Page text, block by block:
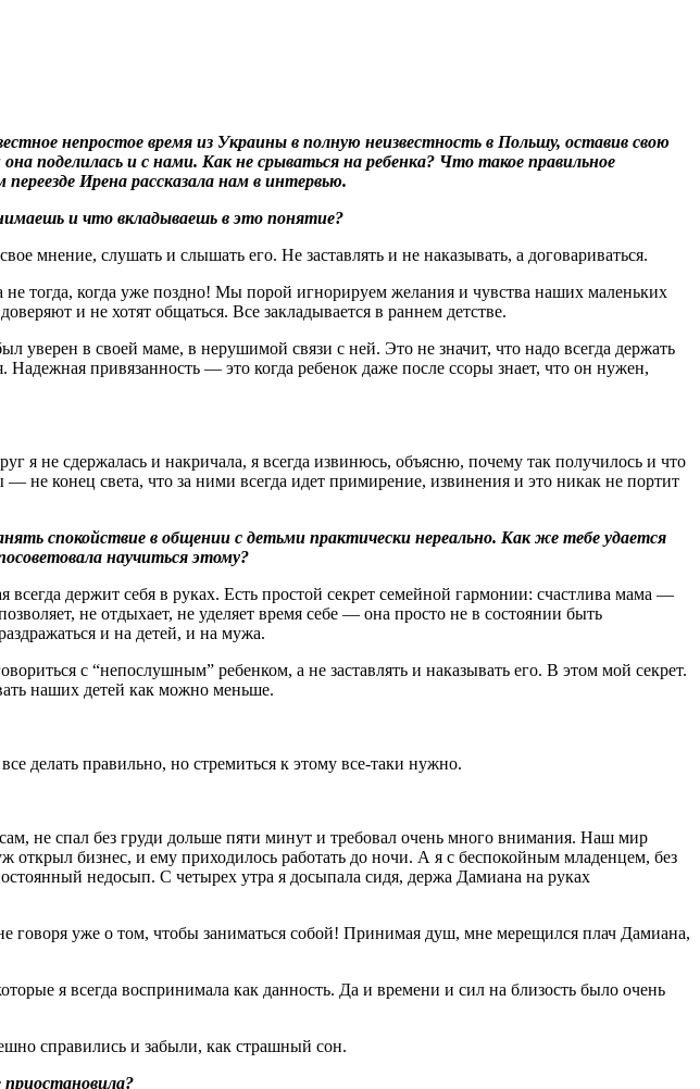
непростое время из Украины в полную неизвестность в Польшу, оставив свою
поделилась и с нами. Как не срываться на ребенка? Что такое правильное
Ирена рассказала нам в интервью.
и что вкладываешь в это понятие?
мнение, слушать и слышать его. Не заставлять и не наказывать, а договариваться.
тогда, когда уже поздно! Мы порой игнорируем желания и чувства наших маленьких
и не хотят общаться. Все закладывается в раннем детстве.
в своей маме, в нерушимой связи с ней. Это не значит, что надо всегда держать
Надежная привязанность — это когда ребенок даже после ссоры знает, что он нужен,
не сдержалась и накричала, я всегда извинюсь, объясню, почему так получилось и что
конец света, что за ними всегда идет примирение, извинения и это никак не портит
спокойствие в общении с детьми практически нереально. Как же тебе удается
научиться этому?
держит себя в руках. Есть простой секрет семейной гармонии: счастлива мама —
не отдыхает, не уделяет время себе — она просто не в состоянии быть
и на детей, и на мужа.
с “непослушным” ребенком, а не заставлять и наказывать его. В этом мой секрет.
наших детей как можно меньше.
делать правильно, но стремиться к этому все-таки нужно.
не спал без груди дольше пяти минут и требовал очень много внимания. Наш мир
бизнес, и ему приходилось работать до ночи. А я с беспокойным младенцем, без
недосып. С четырех утра я досыпала сидя, держа Дамиана на руках
говоря уже о том, чтобы заниматься собой! Принимая душ, мне мерещился плач Дамиана,
я всегда воспринимала как данность. Да и времени и сил на близость было очень
справились и забыли, как страшный сон.